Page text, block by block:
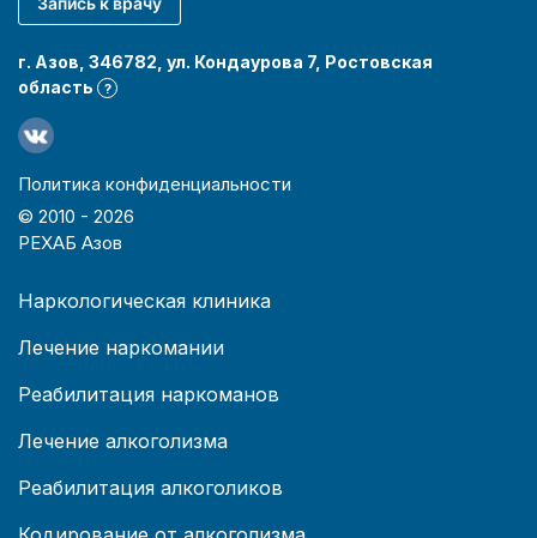
г. Азов, 346782, ул. Кондаурова 7, Ростовская
область
?
Политика конфиденциальности
© 2010 - 2026
РЕХАБ Азов
Наркологическая клиника
Лечение наркомании
Реабилитация наркоманов
Лечение алкоголизма
Реабилитация алкоголиков